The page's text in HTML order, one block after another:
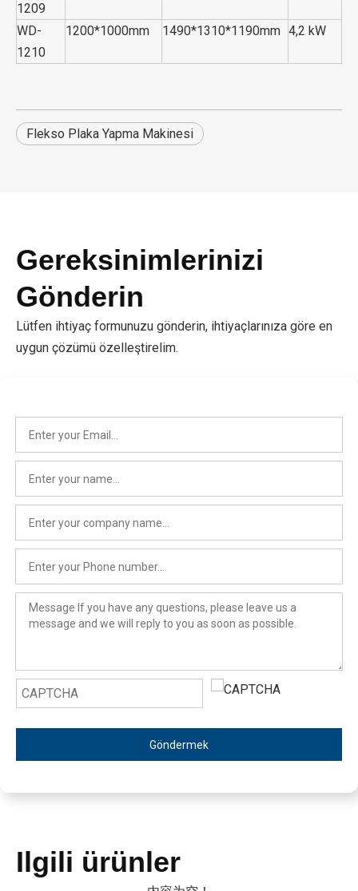
1209
WD-
1210
1200*1000mm 1490*1310*1190mm 4,2 kW
Flekso Plaka Yapma Makinesi
Gereksinimlerinizi
Gönderin
Lütfen ihtiyaç formunuzu gönderin, ihtiyaçlarınıza göre en
uygun çözümü özelleştirelim.
Göndermek
Ilgili ürünler